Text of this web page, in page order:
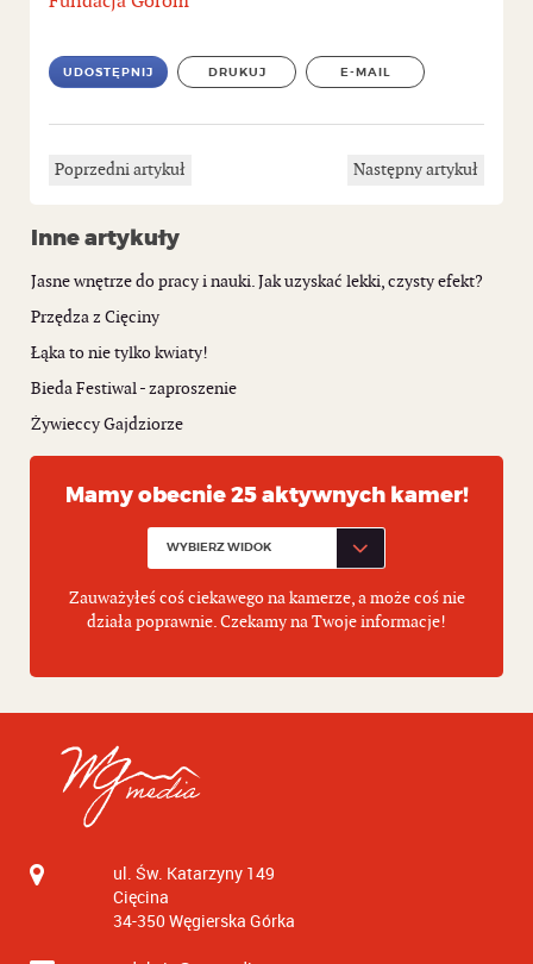
UDOSTĘPNIJ DRUKUJ E-MAIL
Poprzedni artykuł Następny artykuł
Inne artykuły
Jasne wnętrze do pracy i nauki. Jak uzyskać lekki, czysty efekt?
Przędza z Cięciny
Łąka to nie tylko kwiaty!
Bieda Festiwal - zaproszenie
Żywieccy Gajdziorze
Mamy obecnie 25 aktywnych kamer!
Zauważyłeś coś ciekawego na kamerze, a może coś nie
działa poprawnie. Czekamy na Twoje informacje!
ul. Św. Katarzyny 149
Cięcina
34-350Węgierska Górka